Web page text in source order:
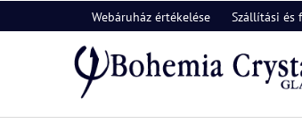
a
Webáruház értékelése Szállítási és